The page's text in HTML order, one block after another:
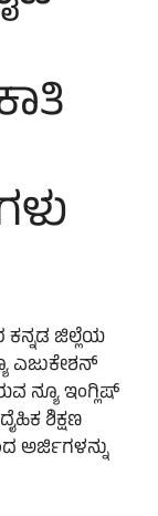
ಕನ್ನಡ ಜಿಲ್ಲೆಯ
ಎಜುಕೇಶನ್
ನ್ಯೂ ಇಂಗ್ಲಿಷ್
ಶಿಕ್ಷಣ
ಅರ್ಜಿಗಳನ್ನು